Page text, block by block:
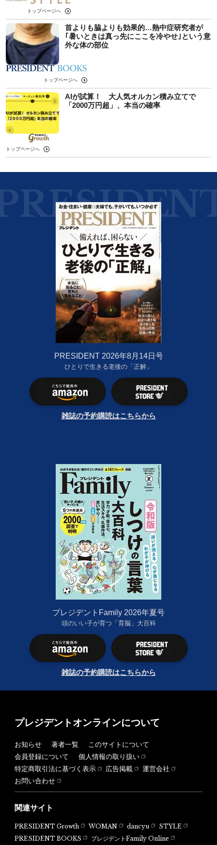
トップページへ
首よりも脇よりも効果的…熱中症研究者が
｢暑いときは真っ先にここを冷やせ｣という意
外な体の部位
トップページへ
AIが試算！ 大人気オルカン積み立てで
「2000万円超」、本当の確率
トップページへ
PRESIDENT 2026年8月14日号
ひとりで生きる老後の「正解」
雑誌の予約購読はこちらから
プレジデントFamily 2026年夏号
頭のいい子が育つ「育脳」大百科
雑誌の予約購読はこちらから
プレジデントオンラインについて
お知らせ 著者一覧
このサイトについて
会員登録について
個人情報の取り扱い
特定商取引法に基づく表示
広告掲載
運営会社
お問い合わせ
関連サイト
PRESIDENT Growth WOMAN dancyu
STYLE
PRESIDENT BOOKS
プレジデントFamily Online